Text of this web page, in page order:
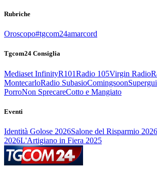
Rubriche
Oroscopo#tgcom24amarcord
Tgcom24 Consiglia
Mediaset InfinityR101Radio 105Virgin Radio
MontecarloRadio SubasioComingsoon
PorroNon SprecareCotto e Mangiato
Eventi
Identità Golose 2026Salone del Risparmio 2026
2026L'Artigiano in Fiera 2025